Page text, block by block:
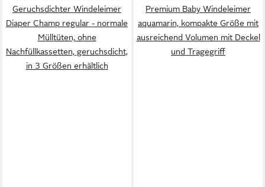
Geruchsdichter Windeleimer
Diaper Champ regular - normale
Mülltüten, ohne
Nachfüllkassetten, geruchsdicht,
in 3 Größen erhältlich
Premium Baby Windeleimer
aquamarin, kompakte Größe mit
ausreichend Volumen mit Deckel
und Tragegriff